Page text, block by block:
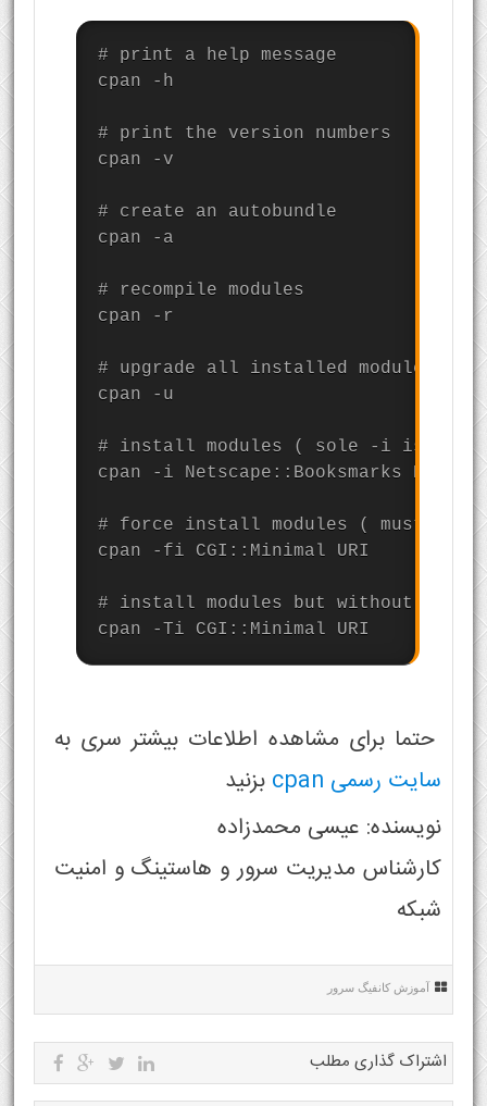
# print a help message
cpan -h
# print the version numbers
cpan -v
# create an autobundle
cpan -a
# recompile modules
cpan -r
# upgrade all installed modules
cpan -u
# install modules ( sole -i is
cpan -i Netscape::Booksmarks
# force install modules ( must
cpan -fi CGI::Minimal URI
# install modules but without
cpan -Ti CGI::Minimal URI
حتما برای مشاهده اطلاعات بیشتر سری به
سایت رسمی cpan
بزنید
نویسنده: عیسی محمدزاده
کارشناس مدیریت سرور و هاستینگ و امنیت
شبکه
آموزش کانفیگ سرور
اشتراک گذاری مطلب